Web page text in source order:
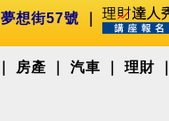
夢想街57號
房產 汽車 理財